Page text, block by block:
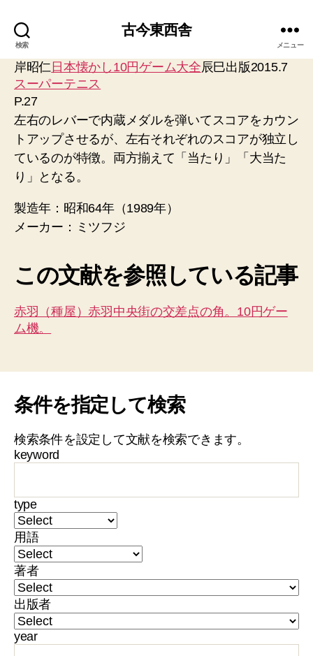
検索
古今東西舎
メニュー
岸昭仁 日本懐かし10円ゲーム大全辰巳出版2015.7
スーパーテニス
P.27
左右のレバーで内蔵メダルを弾いてスコアをカウン
トアップさせるが、左右それぞれのスコアが独立し
ているのが特徴。両方揃えて「当たり」「大当た
り」となる。
製造年：昭和64年（1989年）
メーカー：ミツフジ
この文献を参照している記事
赤羽（種屋）赤羽中央街の交差点の角。10円ゲー
ム機。
条件を指定して検索
検索条件を設定して文献を検索できます。
keyword
type
用語
著者
出版者
year